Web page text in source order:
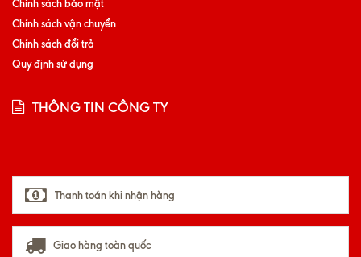
Chính sách bảo mật
Chính sách vận chuyển
Chính sách đổi trả
Quy định sử dụng
THÔNG TIN CÔNG TY
Thanh toán khi nhận hàng
Giao hàng toàn quốc